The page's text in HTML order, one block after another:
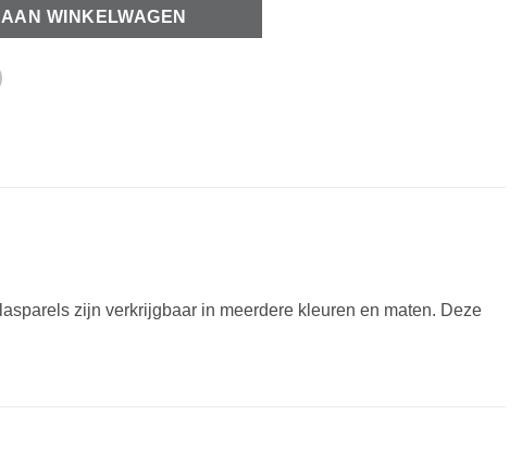
WINKELWAGEN
zijn verkrijgbaar in meerdere kleuren en maten. Deze